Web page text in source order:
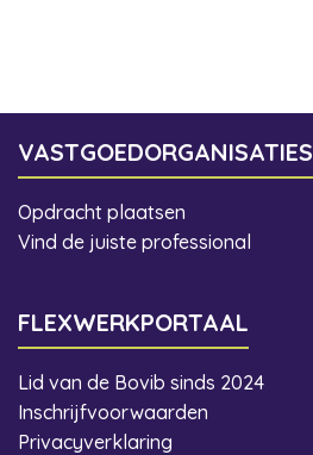
VASTGOEDORGANISATIES
Opdracht plaatsen
Vind de juiste professional
FLEXWERKPORTAAL
Lid van de Bovib sinds 2024
Inschrijfvoorwaarden
Privacyverklaring